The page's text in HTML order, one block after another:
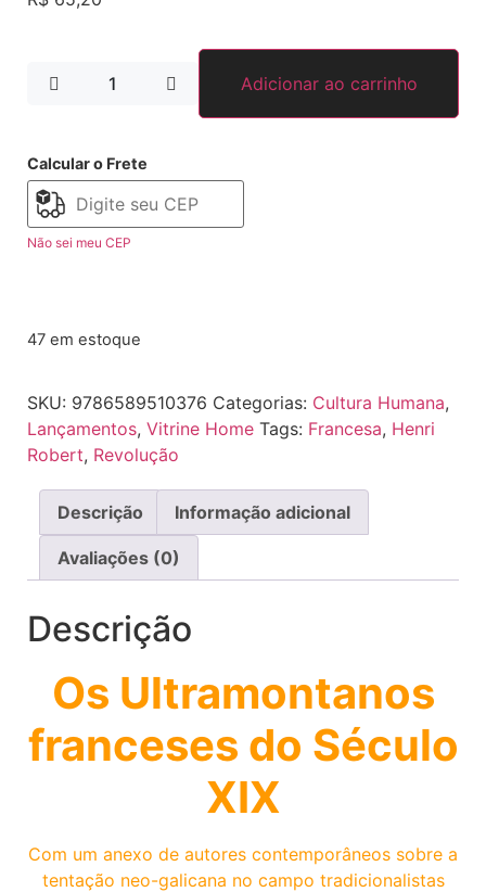
Adicionar ao carrinho
Calcular o Frete
Não sei meu CEP
47 em estoque
SKU: 9786589510376 Categorias: Cultura Humana,
Lançamentos, Vitrine Home Tags: Francesa, Henri
Robert, Revolução
Descrição Informação adicional
Avaliações (0)
Descrição
Os Ultramontanos
franceses do Século
XIX
Com um anexo de autores contemporâneos sobre a
tentação neo-galicana no campo tradicionalistas